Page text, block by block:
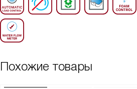
Похожие товары